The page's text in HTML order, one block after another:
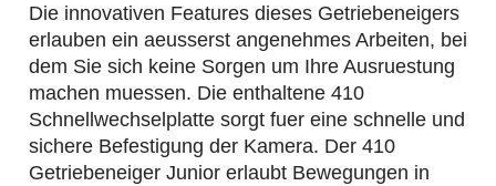
Die innovativen Features dieses Getriebeneigers
erlauben ein aeusserst angenehmes Arbeiten, bei
dem Sie sich keine Sorgen um Ihre Ausruestung
machen muessen. Die enthaltene 410
Schnellwechselplatte sorgt fuer eine schnelle und
sichere Befestigung der Kamera. Der 410
Getriebeneiger Junior erlaubt Bewegungen in